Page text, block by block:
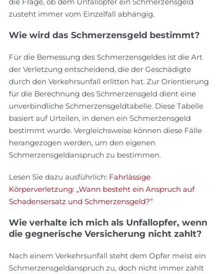
zusteht immer vom Einzelfall abhängig.
Wie wird das Schmerzensgeld bestimmt?
Für die Bemessung des Schmerzensgeldes ist die Art
der Verletzung entscheidend, die der Geschädigte
durch den Verkehrsunfall erlitten hat. Zur Orientierung
für die Berechnung des Schmerzensgeld dient eine
unverbindliche Schmerzensgeldtabelle. Diese Tabelle
basiert auf Urteilen, in denen ein Schmerzensgeld
bestimmt wurde. Vergleichsweise können diese Fälle
herangezogen werden, um den eigenen
Schmerzensgeldanspruch zu bestimmen.
Lesen Sie dazu ausführlich: Fahrlässige
Körperverletzung: „Wann besteht ein Anspruch auf
Schadensersatz und Schmerzensgeld?“
Wie verhalte ich mich als Unfallopfer, wenn
die gegnerische Versicherung nicht zahlt?
Nach einem Verkehrsunfall steht dem Opfer meist ein
Schmerzensgeldanspruch zu, doch nicht immer zahlt